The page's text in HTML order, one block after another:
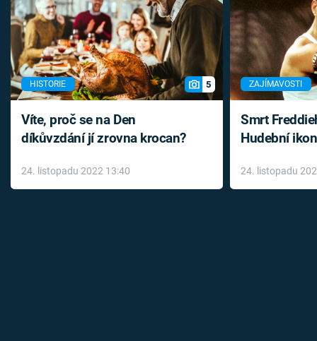
HISTORIE 5
Víte, proč se na Den
díkůvzdání jí zrovna krocan?
24. listopadu 2022 13:40
ZAJÍMAVOSTI
Smrt
Hudební
léky
24. listopadu